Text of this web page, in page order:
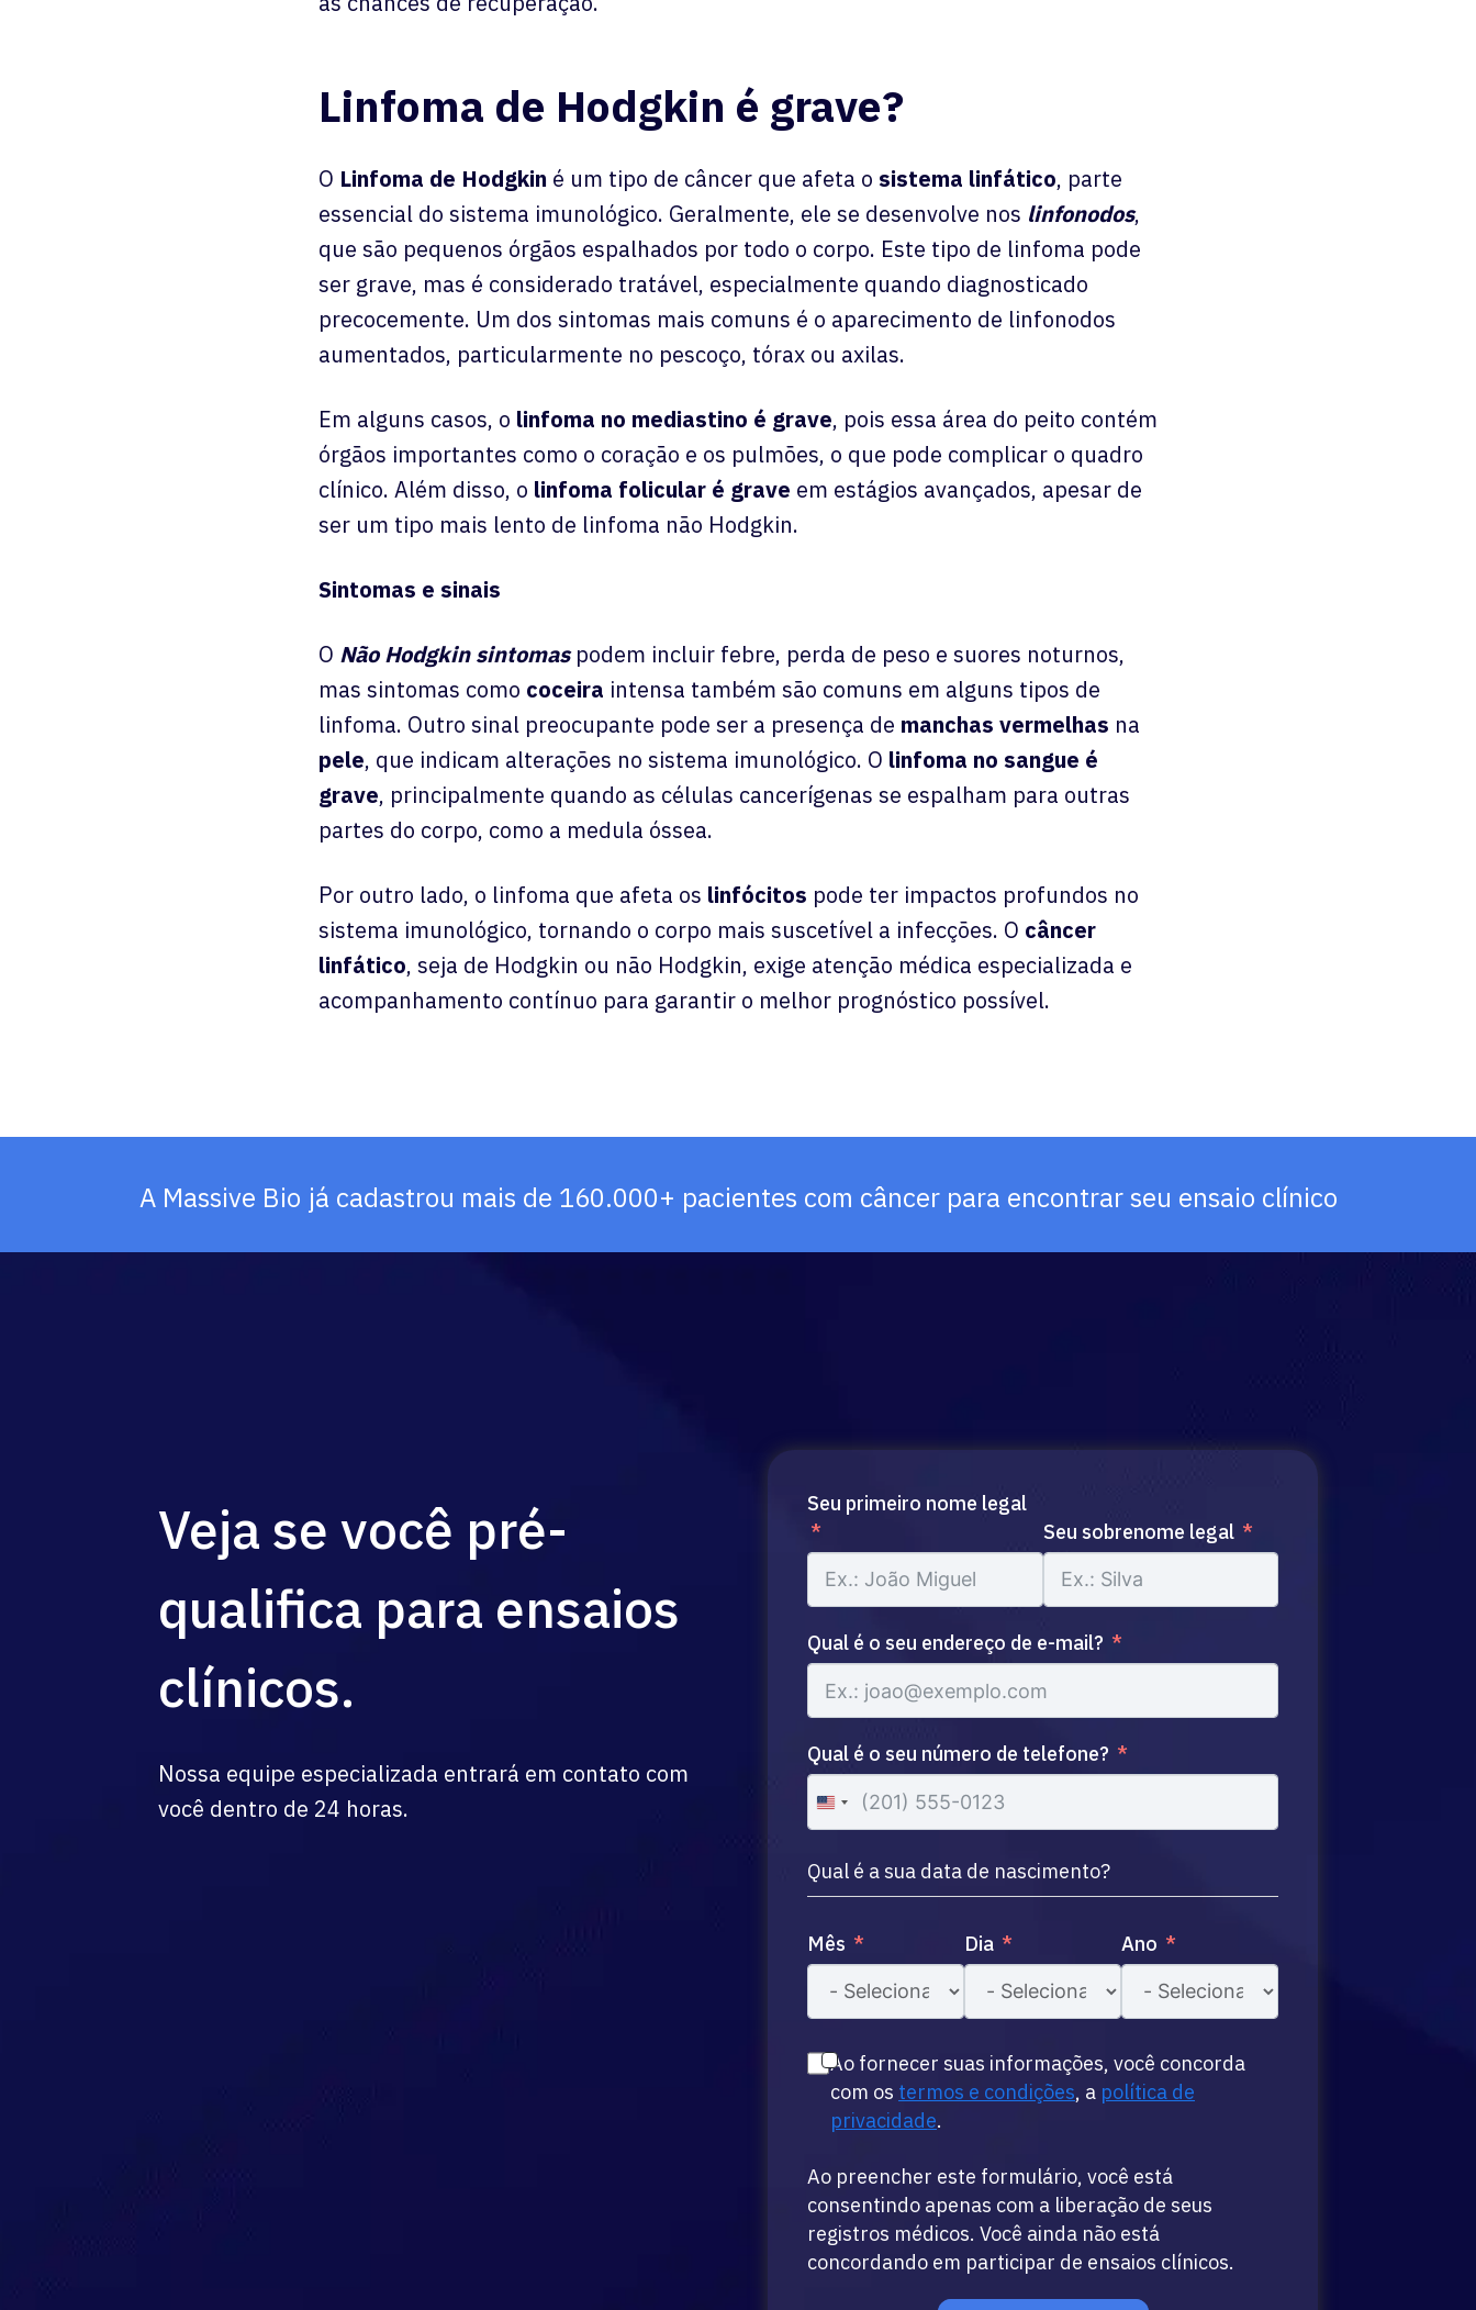
Linfoma de Hodgkin é grave?
O Linfoma de Hodgkin é um tipo de câncer que afeta o sistema linfático, parte
essencial do sistema imunológico. Geralmente, ele se desenvolve nos linfonodos,
que são pequenos órgãos espalhados por todo o corpo. Este tipo de linfoma pode
ser grave, mas é considerado tratável, especialmente quando diagnosticado
precocemente. Um dos sintomas mais comuns é o aparecimento de linfonodos
aumentados, particularmente no pescoço, tórax ou axilas.
Em alguns casos, o linfoma no mediastino é grave, pois essa área do peito contém
órgãos importantes como o coração e os pulmões, o que pode complicar o quadro
clínico. Além disso, o linfoma folicular é grave em estágios avançados, apesar de
ser um tipo mais lento de linfoma não Hodgkin.
Sintomas e sinais
O Não Hodgkin sintomaspodem incluir febre, perda de peso e suores noturnos,
mas sintomas como coceira intensa também são comuns em alguns tipos de
linfoma. Outro sinal preocupante pode ser a presença de manchas vermelhas na
pele, que indicam alterações no sistema imunológico. O linfoma no sangue é
grave, principalmente quando as células cancerígenas se espalham para outras
partes do corpo, como a medula óssea.
Por outro lado, o linfoma que afeta os linfócitos pode ter impactos profundos no
sistema imunológico, tornando o corpo mais suscetível a infecções. O câncer
linfático, seja de Hodgkin ou não Hodgkin, exige atenção médica especializada e
acompanhamento contínuo para garantir o melhor prognóstico possível.
A Massive Bio já cadastrou mais de 160.000+ pacientes com câncer para encontrar seu ensaio clínico
Veja se você pré-
qualifica para ensaios
clínicos.
Nossa equipe especializada entrará em contato com
você dentro de 24 horas.
Seu primeiro nome legal
Seu sobrenome legal
Qual é o seu endereço de e-mail?
Qual é o seu número de telefone?
United
States
+1
Qual é a sua data de nascimento?
Mês Dia Ano
Ao fornecer suas informações, você concorda
com os termos e condições, a política de
privacidade.
Ao preencher este formulário, você está
consentindo apenas com a liberação de seus
registros médicos. Você ainda não está
concordando em participar de ensaios clínicos.